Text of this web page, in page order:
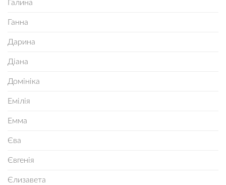
Галина
Ганна
Дарина
Діана
Домініка
Емілія
Емма
Єва
Євгенія
Єлизавета